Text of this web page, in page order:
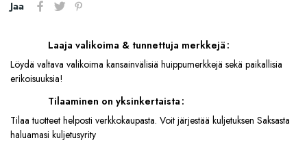
Jaa
Laaja valikoima & tunnettuja merkkejä
Löydä valtava valikoima kansainvälisiä huippumerkkejä sekä paikallisia
erikoisuuksia!
Tilaaminen on yksinkertaista
Tilaa tuotteet helposti verkkokaupasta. Voit järjestää kuljetuksen Saksasta
haluamasi kuljetusyrity